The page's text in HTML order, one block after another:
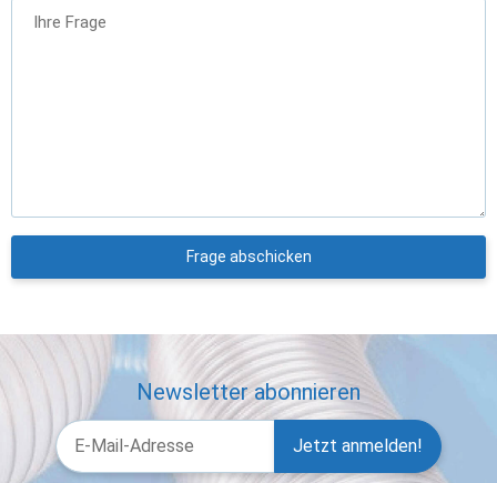
Ihre Frage
Frage abschicken
Newsletter abonnieren
Jetzt anmelden!